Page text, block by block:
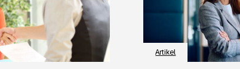
Artikel